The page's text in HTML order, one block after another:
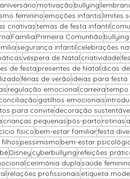
Bem-estar Feminino
Estilo de Vida
motivação bullying
feminino emoções infantis limites
criativastemas de festa infantil
Família Primeira Comunhão
segurança infantil celebrações
véspera de Natal criatividade
de festa presentes de Natal dicas
férias de verão ideias para festa
regulação emocional carreiratempo
gatilhos emocionais
para convitedecoração
crianças pequenas pós-parto rotinas
físico bem-estar familiarfesta
pessimismo bem-estar
Disney cyberbullying refeições
cerimónia duplasaúde
relações profissionais etiqueta